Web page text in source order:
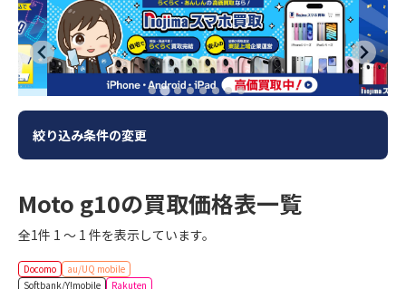
絞り込み条件の変更
Moto g10の買取価格表一覧
全1件 1 ～ 1 件を表示しています。
Docomo
au/UQ mobile
Softbank/Y!mobile
Rakuten